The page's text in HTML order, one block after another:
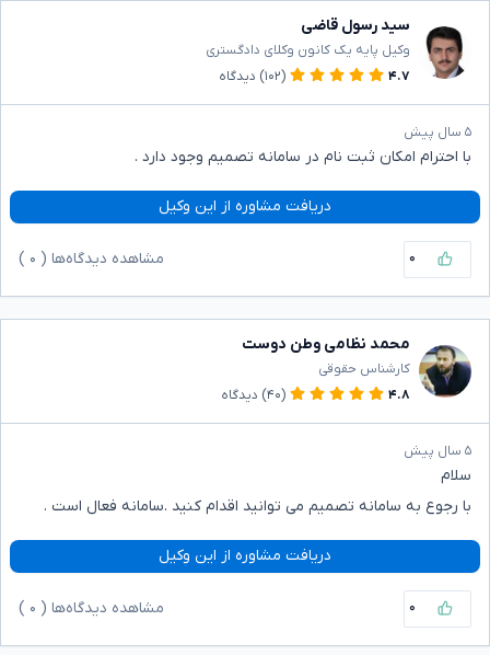
سید رسول قاضی
وکیل پایه یک کانون وکلای دادگستری
۴.۷
(۱۰۲) دیدگاه
۵ سال پیش
با احترام امکان ثبت نام در سامانه تصمیم وجود دارد .
دریافت مشاوره از این وکیل
۰ مشاهده دیدگاه‌ها ( ۰
محمد نظامی وطن دوست
کارشناس حقوقی
۴.۸
(۴۰) دیدگاه
۵ سال پیش
سلام
با رجوع به سامانه تصمیم می توانید اقدام کنید .سامانه فعال است .
دریافت مشاوره از این وکیل
۰ مشاهده دیدگاه‌ها ( ۰